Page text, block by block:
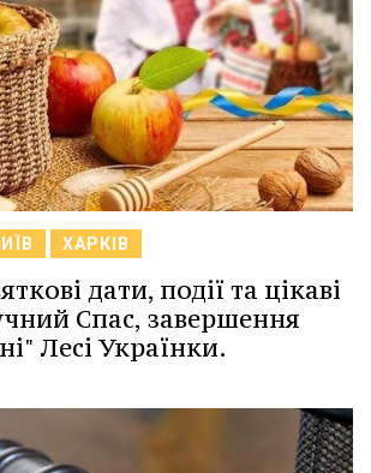
ХАРКІВ
дати, події та цікаві
Спас, завершення
Лесі Українки.